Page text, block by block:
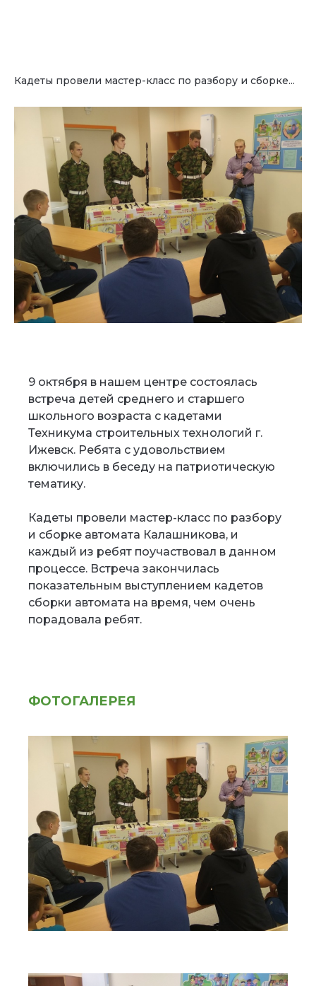
Кадеты провели мастер-класс по разбору и сборке...
9 октября в нашем центре состоялась
встреча детей среднего и старшего
школьного возраста с кадетами
Техникума строительных технологий г.
Ижевск. Ребята с удовольствием
включились в беседу на патриотическую
тематику.
Кадеты провели мастер-класс по разбору
и сборке автомата Калашникова, и
каждый из ребят поучаствовал в данном
процессе. Встреча закончилась
показательным выступлением кадетов
сборки автомата на время, чем очень
порадовала ребят.
ФОТОГАЛЕРЕЯ